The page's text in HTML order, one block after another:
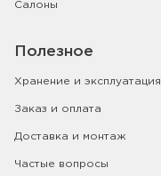
Салоны
Полезное
Хранение и эксплуатация
Заказ и оплата
Доставка и монтаж
Частые вопросы